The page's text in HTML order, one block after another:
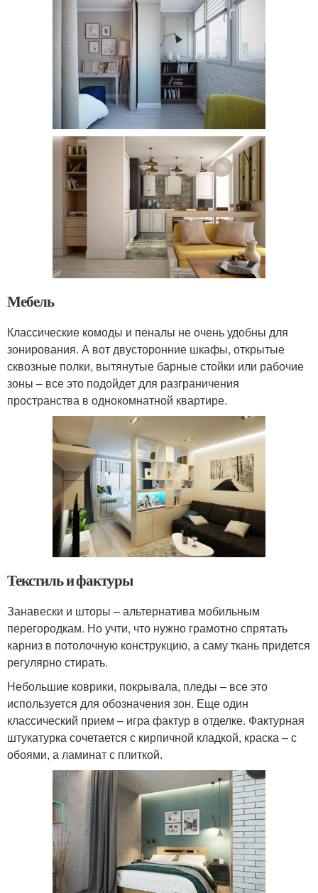
Мебель
Классические комоды и пеналы не очень удобны для
зонирования. А вот двусторонние шкафы, открытые
сквозные полки, вытянутые барные стойки или рабочие
зоны – все это подойдет для разграничения
пространства в однокомнатной квартире.
Текстиль и фактуры
Занавески и шторы – альтернатива мобильным
перегородкам. Но учти, что нужно грамотно спрятать
карниз в потолочную конструкцию, а саму ткань придется
регулярно стирать.
Небольшие коврики, покрывала, пледы – все это
используется для обозначения зон. Еще один
классический прием – игра фактур в отделке. Фактурная
штукатурка сочетается с кирпичной кладкой, краска – с
обоями, а ламинат с плиткой.